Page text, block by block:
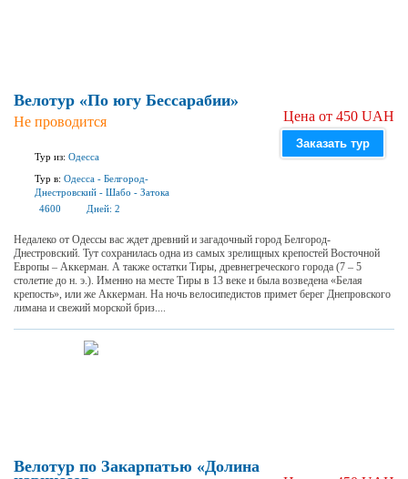
Велотур «По югу Бессарабии»
Не проводится
Тур из: Одесса
Тур в: Одесса - Белгород-
Днестровский - Шабо - Затока
4600
Дней: 2
Цена от 450 UAH
Заказать тур
Недалеко от Одессы вас ждет древний и загадочный город Белгород-
Днестровский. Тут сохранилась одна из самых зрелищных крепостей Восточной
Европы – Аккерман. А также остатки Тиры, древнегреческого города (7 – 5
столетие до н. э.). Именно на месте Тиры в 13 веке и была возведена «Белая
крепость», или же Аккерман. На ночь велосипедистов примет берег Днепровского
лимана и свежий морской бриз....
Велотур по Закарпатью «Долина